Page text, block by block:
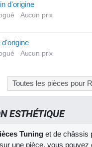
d'origine
Aucun prix
Aucun prix
Toutes les pièces pour
ESTHÉTIQUE
Tuning et de châssis
une pièce, vous pouvez